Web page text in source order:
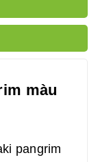
màu
pangrim